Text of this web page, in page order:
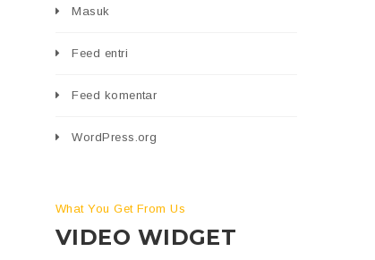
Masuk
Feed entri
Feed komentar
WordPress.org
What You Get From Us
VIDEO WIDGET